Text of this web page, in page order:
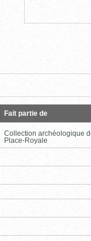
Fait partie de
Collection archéologique
Place-Royale